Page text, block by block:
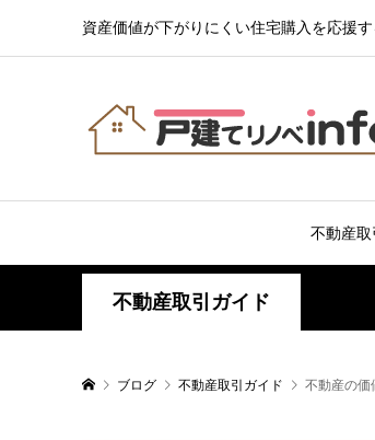
資産価値が下がりにくい住宅購入を応援
不動産取
不動産取引ガイド
ブログ 不動産取引ガイド 不動産の価